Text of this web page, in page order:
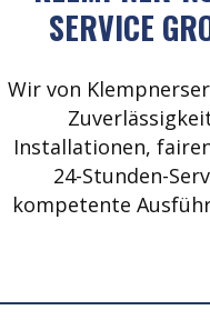
SERVICE
Wir von
Installationen,
24-Stunden-
kompetente